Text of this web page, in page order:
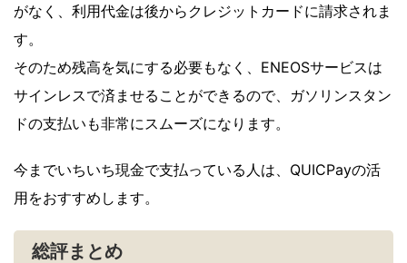
がなく、利用代金は後からクレジットカードに請求されま
す。
そのため残高を気にする必要もなく、ENEOSサービスは
サインレスで済ませることができるので、ガソリンスタン
ドの支払いも非常にスムーズになります。
今までいちいち現金で支払っている人は、QUICPayの活
用をおすすめします。
総評まとめ